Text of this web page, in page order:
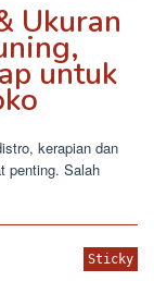
Ukuran
untuk
kerapian dan
penting. Salah
Sticky